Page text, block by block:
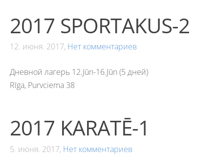
2017 SPORTAKUS-2
12. июня. 2017, Нет комментариев
Дневной лагерь 12.Jūn-16.Jūn (5 дней)
Rīga, Purvciema 38
2017 KARATĒ-1
5. июня. 2017, Нет комментариев